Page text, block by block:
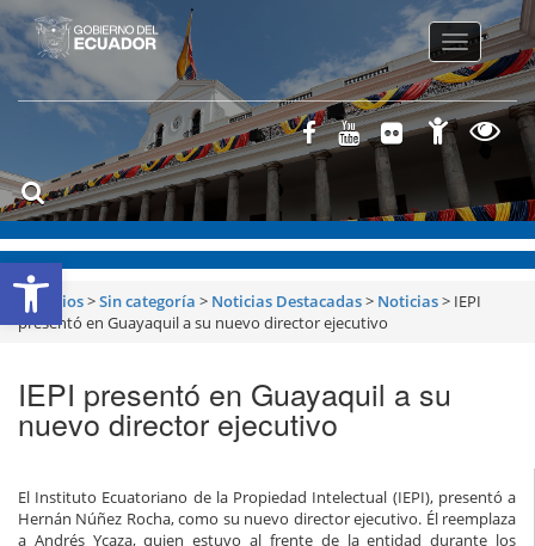
Abrir barra de herramientas
Toggle
Servicios>Sin categoría > Noticias Destacadas> Noticias> IEPI
presentó en Guayaquil a su nuevo director ejecutivo
IEPI presentó en Guayaquil a su
nuevo director ejecutivo
El Instituto Ecuatoriano de la Propiedad Intelectual (IEPI), presentó a
Hernán Núñez Rocha, como su nuevo director ejecutivo. Él reemplaza
a Andrés Ycaza, quien estuvo al frente de la entidad durante los